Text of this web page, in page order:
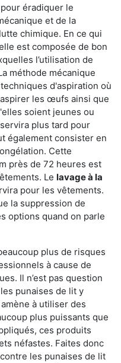
éradiquer le
et de la
chimique. En ce qui
est composée de bon
l’utilisation de
méthode mécanique
d'aspiration où
les œufs ainsi que
soient jeunes ou
plus tard pour
également consister en
Cette
près de 72 heures est
Le lavage à la
pour les vêtements.
la suppression de
options quand on parle
plus de risques
à cause de
Il n’est pas question
punaises de lit y
à utiliser des
plus puissants que
ces produits
néfastes. Faites donc
les punaises de lit